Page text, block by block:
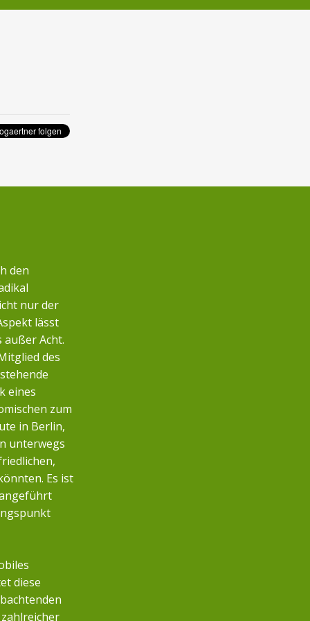
den
nur der
lässt
außer Acht.
des
eines
zum
in Berlin,
unterwegs
Es ist
diese